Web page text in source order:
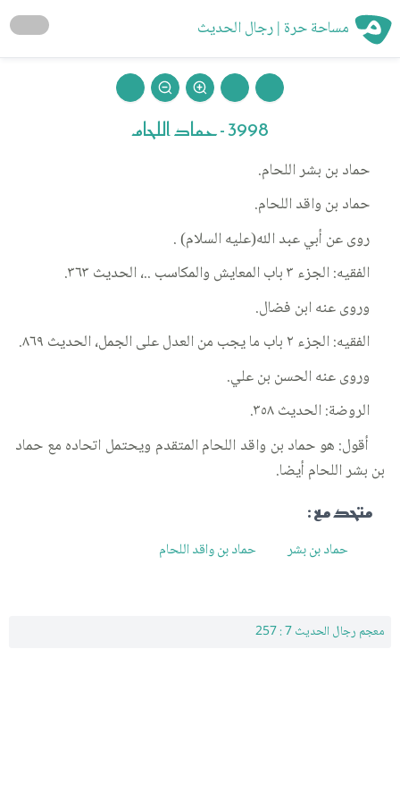
مساحة حرة | رجال الحديث
3998 - حماد اللحام
حماد بن بشر اللحام.
حماد بن واقد اللحام.
روى عن أبي عبد الله(عليه السلام) .
الفقيه: الجزء ٣ باب المعايش والمكاسب ..، الحديث ٣٦٣.
وروى عنه ابن فضال.
الفقيه: الجزء ٢ باب ما يجب من العدل على الجمل، الحديث ٨٦٩.
وروى عنه الحسن بن علي.
الروضة: الحديث ٣٥٨.
أقول: هو حماد بن واقد اللحام المتقدم ويحتمل اتحاده مع حماد
بن بشر اللحام أيضا.
متحد مع :
حماد بن بشر حماد بن واقد اللحام
معجم رجال الحديث 7 : 257